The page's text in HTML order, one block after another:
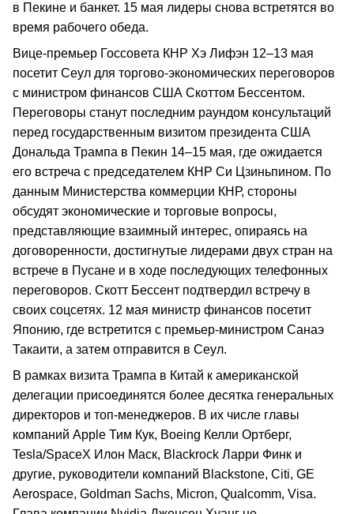
в Пекине и банкет. 15 мая лидеры снова встретятся во
время рабочего обеда.
Вице-премьер Госсовета КНР Хэ Лифэн 12–13 мая
посетит Сеул для торгово-экономических переговоров
с министром финансов США Скоттом Бессентом.
Переговоры станут последним раундом консультаций
перед государственным визитом президента США
Дональда Трампа в Пекин 14–15 мая, где ожидается
его встреча с председателем КНР Си Цзиньпином. По
данным Министерства коммерции КНР, стороны
обсудят экономические и торговые вопросы,
представляющие взаимный интерес, опираясь на
договоренности, достигнутые лидерами двух стран на
встрече в Пусане и в ходе последующих телефонных
переговоров. Скотт Бессент подтвердил встречу в
своих соцсетях. 12 мая министр финансов посетит
Японию, где встретится с премьер-министром Санаэ
Такаити, а затем отправится в Сеул.
В рамках визита Трампа в Китай к американской
делегации присоединятся более десятка генеральных
директоров и топ-менеджеров. В их числе главы
компаний Apple Тим Кук, Boeing Келли Ортберг,
Tesla/SpaceX Илон Маск, Blackrock Ларри Финк и
другие, руководители компаний Blackstone, Citi, GE
Aerospace, Goldman Sachs, Micron, Qualcomm, Visa.